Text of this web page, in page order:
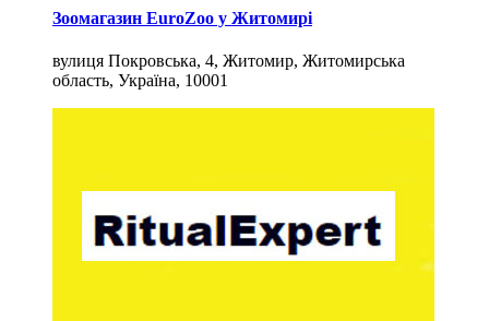
Зоомагазин EuroZoo у Житомирі
вулиця Покровська, 4, Житомир, Житомирська
область, Україна, 10001